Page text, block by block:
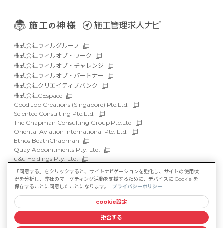
株式会社ウィルグループ
株式会社ウィルオブ・ワーク
株式会社ウィルオブ・チャレンジ
株式会社ウィルオブ・パートナー
株式会社クリエイティブバンク
株式会社CEspace
Good Job Creations (Singapore) Pte.Ltd.
Scientec Consulting Pte.Ltd.
The Chapman Consulting Group Pte.Ltd
Oriental Aviation International Pte. Ltd.
Ethos BeathChapman
Quay Appointments Pty. Ltd.
u&u Holdings Pty. Ltd.
DFP Recruitment Holdings Pty. Ltd.
Asia Recruit Holdings Sdn.Bhd.
WILLOF Vietnam Company Limited
サイトマップ
マルチステークホルダー方針
情報セキュリティ基本方針
プライバシーポリシー
「同意する」をクリックすると、サイトナビゲーションを強化し、サイトの使用状
況を分析し、弊社のマーケティング活動を支援するために、デバイスに Cookie を
保存することに同意したことになります。
プライバシーポリシー
cookie設定
拒否する